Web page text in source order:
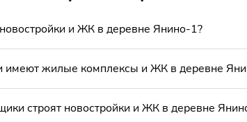
и ЖК в деревне Янино-1?
имеют жилые комплексы и ЖК в деревне
строят новостройки и ЖК в деревне